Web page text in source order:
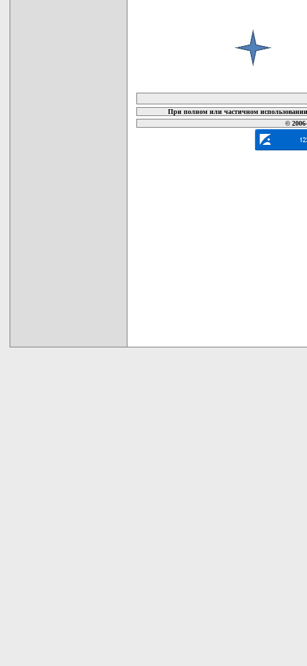
При полном или частичном
©